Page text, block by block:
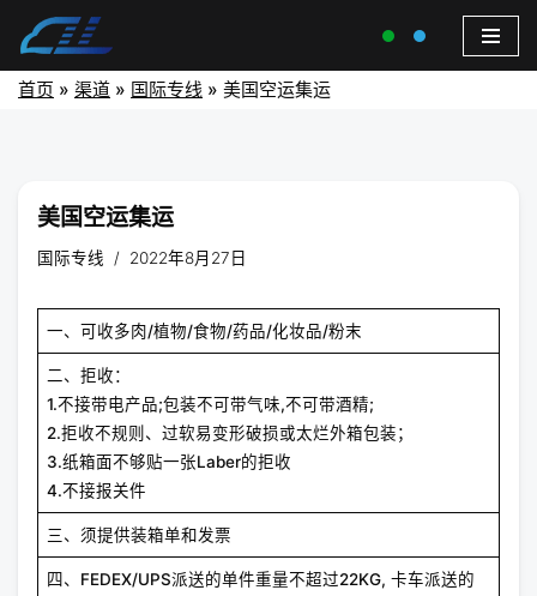
首页 » 渠道 » 国际专线 » 美国空运集运
美国空运集运
国际专线 2022年8月27日
一、可收多肉/植物/食物/药品/化妆品/粉末
二、拒收：
1.不接带电产品;包装不可带气味,不可带酒精;
2.拒收不规则、过软易变形破损或太烂外箱包装；
3.纸箱面不够贴一张Laber的拒收
4.不接报关件
三、须提供装箱单和发票
四、FEDEX/UPS派送的单件重量不超过22KG, 卡车派送的